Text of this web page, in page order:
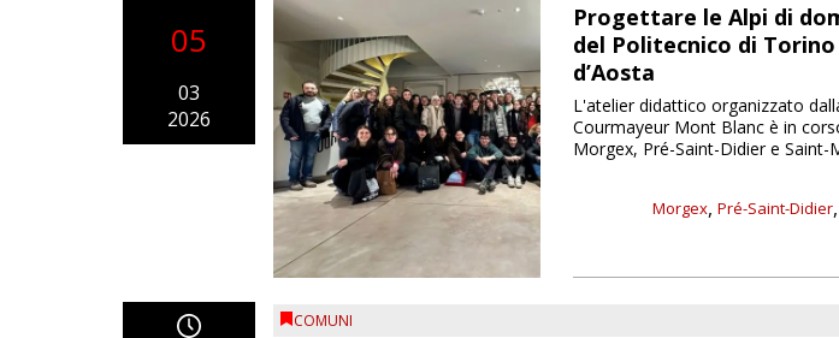
05
03
2026
Progettare le Alpi di
del Politecnico di
d’Aosta
Morgex, Pré-Saint-Didier,
L'atelier didattico organizzato
Courmayeur Mont Blanc è in
Morgex, Pré-Saint-Didier e Saint-
COMUNI